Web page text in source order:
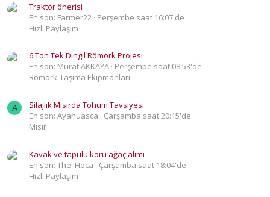
Traktör önerisi
En son: Farmer22
Perşembe saat 16:07'de
Hızlı Paylaşım
6 Ton Tek Dingil Römork Projesi
En son: Murat AKKAYA Perşembe saat 08:53'de
Römork-Taşıma Ekipmanları
A
Silajlık Mısırda Tohum Tavsiyesi
En son: Ayahuasca
Çarşamba saat 20:15'de
Mısır
Kavak ve tapulu koru ağaç alımı
En son: The_Hoca
Çarşamba saat 18:04'de
Hızlı Paylaşım